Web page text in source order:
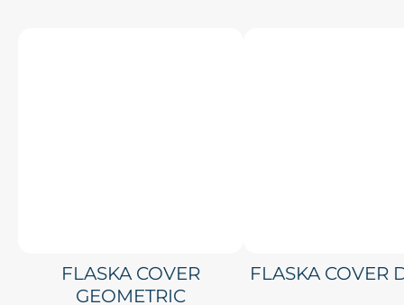
FLASKA COVER
GEOMETRIC
FLASKA COVER